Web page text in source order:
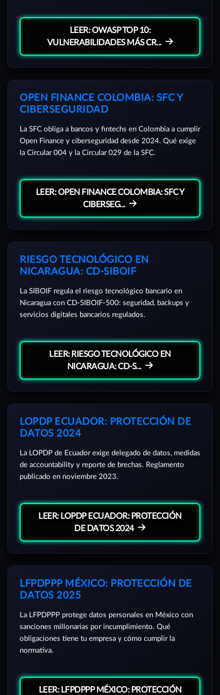
LEER: OWASP TOP 10:
VULNERABILIDADES MÁS CR...
OPEN FINANCE COLOMBIA: SFC Y
CIBERSEGURIDAD
La SFC obliga a bancos y fintechs en Colombia a cumplir
Open Finance y ciberseguridad desde 2024. Qué exige
la Circular 004 y la Circular 029 de la SFC.
LEER: OPEN FINANCE COLOMBIA: SFC Y
CIBERSEG...
RIESGO TECNOLÓGICO EN
NICARAGUA: CD-SIBOIF
La SIBOIF regula el riesgo tecnológico bancario en
Nicaragua con CD-SIBOIF-500: seguridad, backups y
servicios digitales bancarios regulados.
LEER: RIESGO TECNOLÓGICO EN
NICARAGUA: CD-S...
LOPDP ECUADOR: PROTECCIÓN DE
DATOS 2024
La LOPDP de Ecuador exige delegado de datos, medidas
de accountability y reporte de brechas. Reglamento
publicado en noviembre 2023.
LEER: LOPDP ECUADOR: PROTECCIÓN
DE DATOS 2024
LFPDPPP MÉXICO: PROTECCIÓN DE
DATOS 2025
La LFPDPPP protege datos personales en México con
sanciones millonarias por incumplimiento. Qué
obligaciones tiene tu empresa y cómo cumplir la
normativa.
LEER: LFPDPPP MÉXICO: PROTECCIÓN